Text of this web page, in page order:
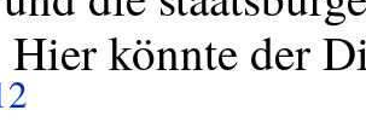
Hier könnte der